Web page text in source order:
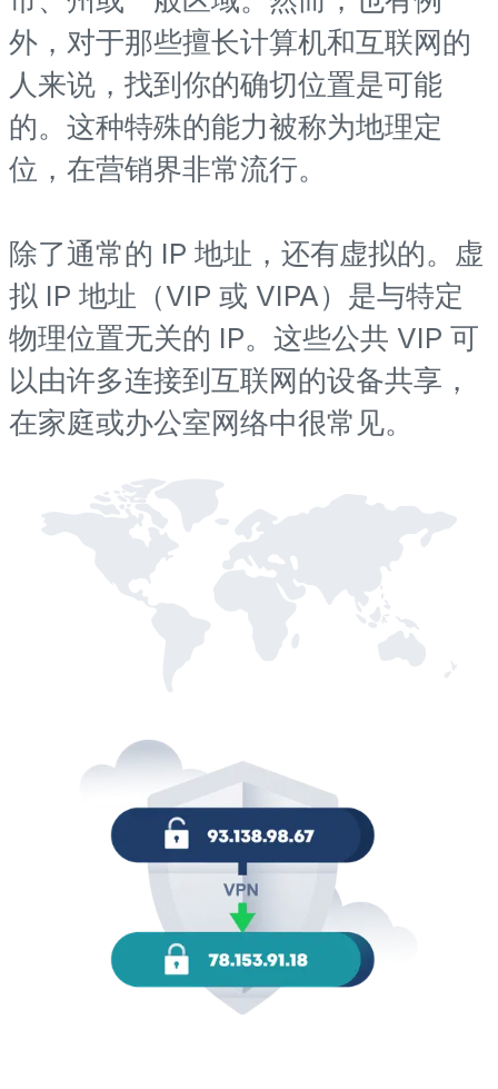
外，对于那些擅长计算机和互联网的
人来说，找到你的确切位置是可能
的。这种特殊的能力被称为地理定
位，在营销界非常流行。
除了通常的 IP 地址，还有虚拟的。虚
拟 IP 地址（VIP 或 VIPA）是与特定
物理位置无关的 IP。这些公共 VIP 可
以由许多连接到互联网的设备共享，
在家庭或办公室网络中很常见。